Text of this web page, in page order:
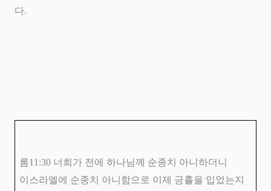
다.
롬11:30 너희가 전에 하나님께 순종치 아니하더니
이스라엘에 순종치 아니함으로 이제 긍휼을 입었는지